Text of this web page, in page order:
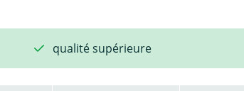
qualité supérieure